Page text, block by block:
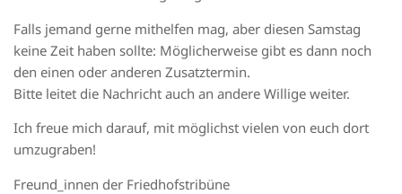
Falls jemand gerne mithelfen mag, aber diesen Samstag
keine Zeit haben sollte: Möglicherweise gibt es dann noch
den einen oder anderen Zusatztermin.
Bitte leitet die Nachricht auch an andere Willige weiter.
Ich freue mich darauf, mit möglichst vielen von euch dort
umzugraben!
Freund_innen der Friedhofstribüne